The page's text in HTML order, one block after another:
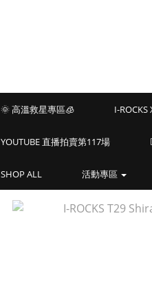
🌞 高溫救星專區🧊 I-
YOUTUBE 直播拍賣第117場
SHOP ALL 活動專區